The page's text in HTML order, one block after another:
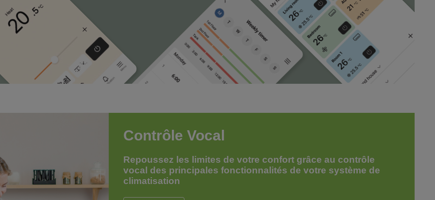
Contrôle Vocal
Repoussez les limites de votre confort grâce au contrôle
vocal des principales fonctionnalités de votre système de
climatisation